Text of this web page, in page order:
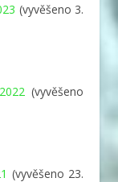
(vyvěšeno 3.
(vyvěšeno
(vyvěšeno 23.